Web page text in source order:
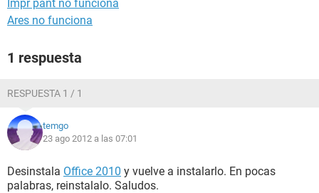
Impr pant no funciona
Ares no funciona
1 respuesta
RESPUESTA 1 / 1
temgo
23 ago 2012 a las 07:01
Desinstala Office 2010 y vuelve a instalarlo. En pocas
palabras, reinstalalo. Saludos.